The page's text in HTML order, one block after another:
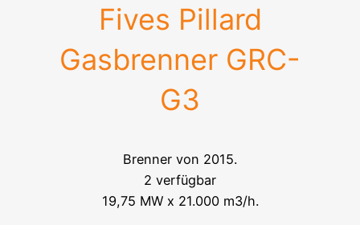
Fives Pillard
Gasbrenner GRC-
G3
Brenner von 2015.
2 verfügbar
19,75 MW x 21.000 m3/h.